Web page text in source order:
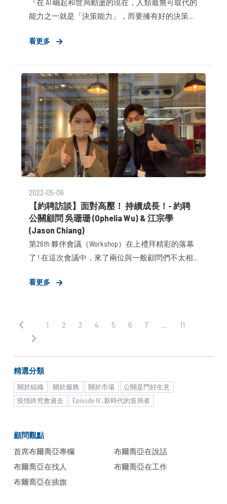
『在 AI 崛起和世局動盪的現在，人類最無可取代的
能力之一就是「決策能力」，而要擁有好的決策能
個人能提出正確的思考框架，就能找出更多的選
看更多
2022-05-06
【約聘訪談】面對高壓！ 持續成長！- 約聘
公關顧問 吳珊珊 (Ophelia Wu) & 江宗學
(Jason Chiang)
第26th 夥伴會議（Workshop）在上禮拜精彩的落幕
了 ! 在這次會議中，來了兩位與一般顧問們不太相
Jason。我們時常被問到為什麼不要像一般企業一
顧問」平常又從事著什麼工作呢？
看更多
‹ 上
1 2 3 4 5 6 7 11
下
頁 ›
精選分類
關於組織 關於服務 關於市場
公關是門好生意
疫情終究會過去
Episode IV_新時代的造局者
顧問觀點
首席布爾喬亞專欄
布爾喬亞在說話
布爾喬亞在找人
布爾喬亞在工作
布爾喬亞在插旗